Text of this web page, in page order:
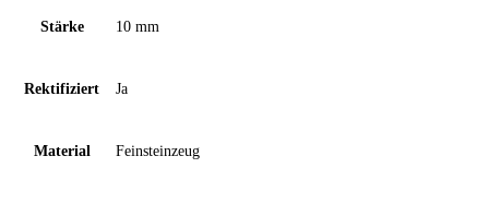
Stärke 10 mm
Rektifiziert Ja
Material Feinsteinzeug